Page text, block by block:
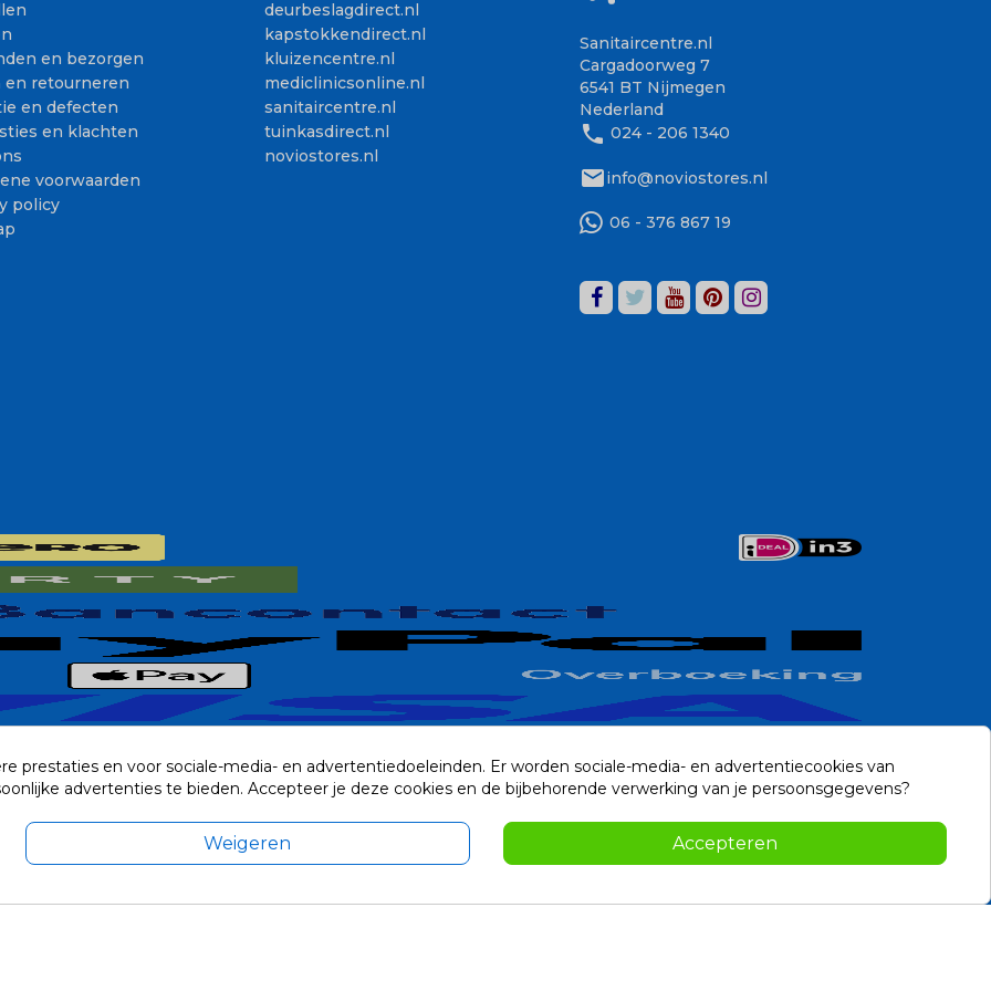
en bezorgen
en retourneren
en defecten
en klachten
voorwaarden
policy
deurbeslagdirect.nl
kapstokkendirect.nl
kluizencentre.nl
mediclinicsonline.nl
sanitaircentre.nl
tuinkasdirect.nl
noviostores.nl
Sanitaircentre.nl
Cargadoorweg 7
6541 BT Nijmegen
Nederland
phone 024 - 206 1340
mailinfo@noviostores.nl
06 - 376 867 19
eventuele verzendkosten. © 2014-2026 Noviostores.nl. Alle rechten voorbehouden.
prestaties en voor sociale-media- en advertentiedoeleinden. Er worden sociale-media- en advertentiecookies van
advertenties te bieden. Accepteer je deze cookies en de bijbehorende verwerking van je persoonsgegevens?
Weigeren Accepteren